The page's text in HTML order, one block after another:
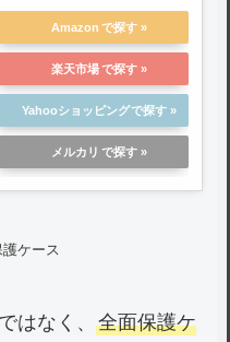
Amazon
楽天市場
Yahooショッピング
メルカリ
ケース
はなく、全面保護ケ